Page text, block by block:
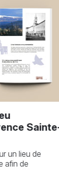
un lieu de
afin de